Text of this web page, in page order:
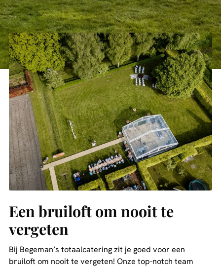
Een bruiloft om nooit te
vergeten
Bij Begeman’s totaalcatering zit je goed voor een
bruiloft om nooit te vergeten! Onze top-notch team